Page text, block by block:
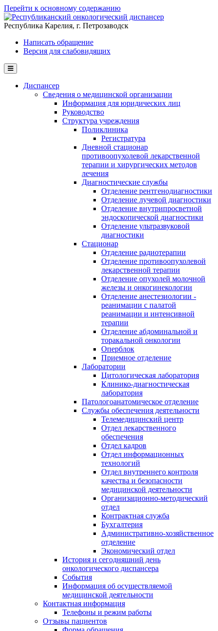
Перейти к основному содержанию
Республика Карелия, г. Петрозаводск
Написать обращение
Версия для слабовидящих
Диспансер
Сведения о медицинской организации
Информация для юридических лиц
Руководство
Структура учреждения
Поликлиника
Регистратура
Дневной стационар
противоопухолевой лекарственной
терапии и хирургических методов
лечения
Диагностические службы
Отделение рентгенодиагностики
Отделение лучевой диагностики
Отделение внутрипросветной
эндоскопической диагностики
Отделение ультразвуковой
диагностики
Стационар
Отделение радиотерапии
Отделение противоопухолевой
лекарственной терапии
Отделение опухолей молочной
железы и онкогинекологии
Отделение анестезиологии -
реанимации с палатой
реанимации и интенсивной
терапии
Отделение абдоминальной и
торакальной онкологии
Оперблок
Приемное отделение
Лаборатории
Цитологическая лаборатория
Клинико-диагностическая
лаборатория
Патологоанатомическое отделение
Службы обеспечения деятельности
Телемедицинский центр
Отдел лекарственного
обеспечения
Отдел кадров
Отдел информационных
технологий
Отдел внутреннего контроля
качества и безопасности
медицинской деятельности
Организационно-методический
отдел
Контрактная служба
Бухгалтерия
Административно-хозяйственное
отделение
Экономический отдел
История и сегодняшний день
онкологического диспансера
События
Информация об осуществляемой
медицинской деятельности
Контактная информация
Телефоны и режим работы
Отзывы пациентов